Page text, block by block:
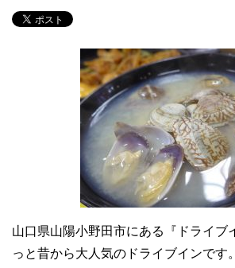
山口県山陽小野田市にある『ドライブ
っと昔から大人気のドライブインです